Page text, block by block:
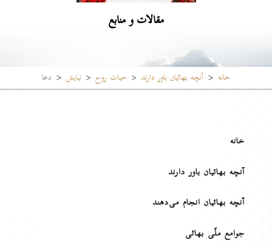
مقالات و منابع
خانه آنچه بهائیان باور دارند حیات روح نیایش دعا
خانه
آنچه بهائیان باور دارند
آنچه بهائیان انجام می‌دهند
جوامع ملّی بهائی